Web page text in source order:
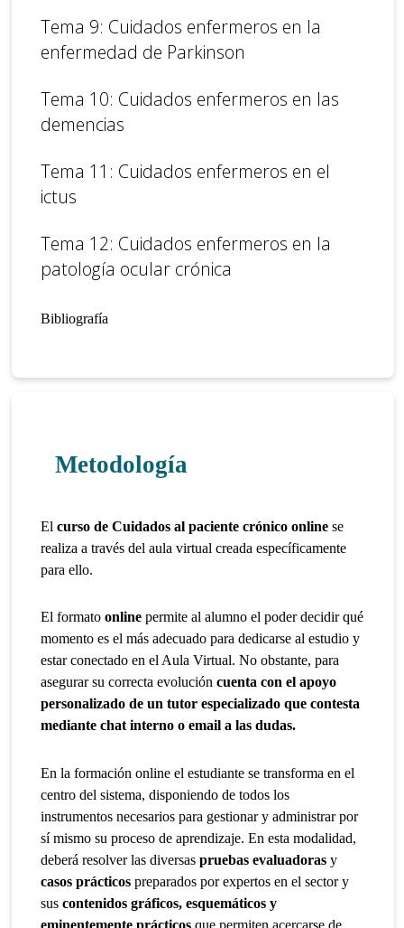
Tema 9: Cuidados enfermeros en la
enfermedad de Parkinson
Tema 10: Cuidados enfermeros en las
demencias
Tema 11: Cuidados enfermeros en el
ictus
Tema 12: Cuidados enfermeros en la
patología ocular crónica
Bibliografía
Metodología
Elcurso de Cuidados al paciente crónico online se
realiza a través del aula virtual creada específicamente
para ello.
El formato online permite al alumno el poder decidir qué
momento es el más adecuado para dedicarse al estudio y
estar conectado en el Aula Virtual. No obstante, para
asegurar su correcta evolución cuenta con el apoyo
personalizado de un tutor especializado que contesta
mediante chat interno o email a las dudas.
En la formación online el estudiante se transforma en el
centro del sistema, disponiendo de todos los
instrumentos necesarios para gestionar y administrar por
sí mismo su proceso de aprendizaje. En esta modalidad,
deberá resolver las diversaspruebas evaluadoras y
casos prácticospreparados por expertos en el sector y
suscontenidos gráficos, esquemáticos y